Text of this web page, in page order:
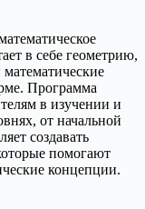
в себе геометрию,
Программа
в изучении и
от начальной
создавать
помогают
концепции.